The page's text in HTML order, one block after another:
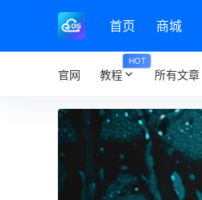
首页 商城
官网 教程
HOT
所有文章